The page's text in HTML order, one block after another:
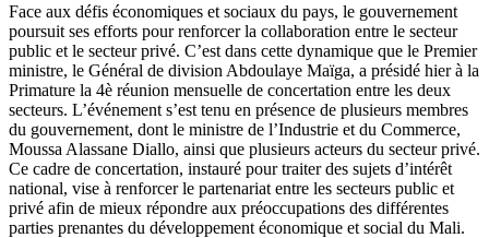
Face aux défis économiques et sociaux du pays, le gouvernement
poursuit ses efforts pour renforcer la collaboration entre le secteur
public et le secteur privé. C’est dans cette dynamique que le Premier
ministre, le Général de division Abdoulaye Maïga, a présidé hier à la
Primature la 4è réunion mensuelle de concertation entre les deux
secteurs. L’événement s’est tenu en présence de plusieurs membres
du gouvernement, dont le ministre de l’Industrie et du Commerce,
Moussa Alassane Diallo, ainsi que plusieurs acteurs du secteur privé.
Ce cadre de concertation, instauré pour traiter des sujets d’intérêt
national, vise à renforcer le partenariat entre les secteurs public et
privé afin de mieux répondre aux préoccupations des différentes
parties prenantes du développement économique et social du Mali.